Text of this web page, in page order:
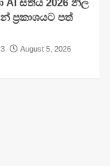
AI සතිය 2026 නිල
ප්‍රකාශයට පත්
August 5, 2026